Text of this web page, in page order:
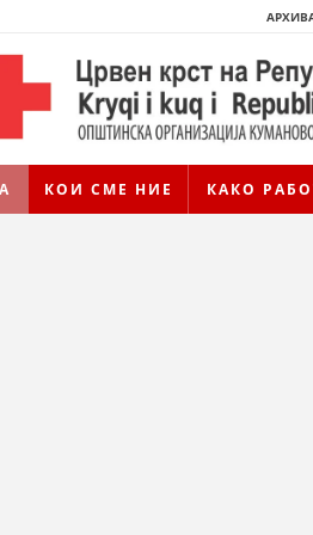
КОИ СМЕ НИЕ КАКО